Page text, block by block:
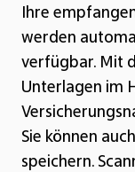
Ihre
werden
verfügbar. Mit
Unterlagen im
Sie können
speichern.